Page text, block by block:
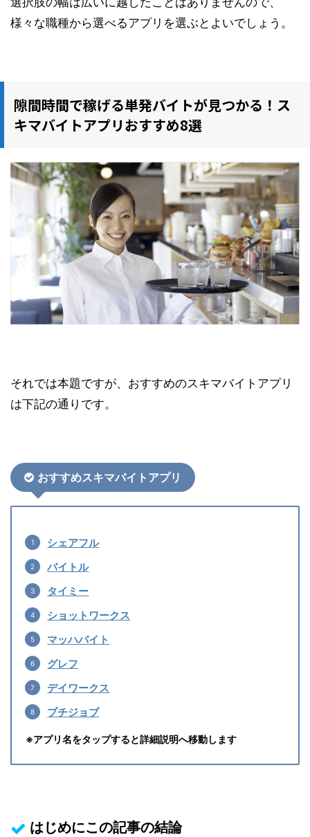
様々な職種から選べるアプリを選ぶとよいでしょう。
隙間時間で稼げる単発バイトが見つかる！ス
キマバイトアプリおすすめ8選
それでは本題ですが、おすすめのスキマバイトアプリ
は下記の通りです。
おすすめスキマバイトアプリ
シェアフル
バイ トル
タイミー
ショットワークス
マッハバイト
グレフ
デイワークス
プチジョブ
※アプリ名をタップすると詳細説明へ移動します
はじめにこの記事の結論